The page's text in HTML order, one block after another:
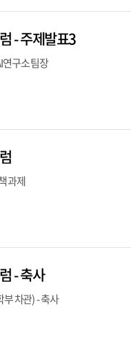
- 주제발표3
구소 팀장
과제
- 축사
부 차관) - 축사